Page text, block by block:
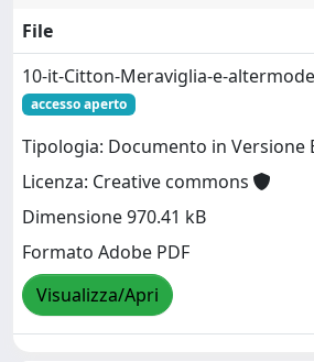
File
10-it-Citton-Meraviglia-e-
accesso aperto
Tipologia: Documento in Versione
Licenza: Creative commons
Dimensione 970.41 kB
Formato Adobe PDF
Visualizza/Apri